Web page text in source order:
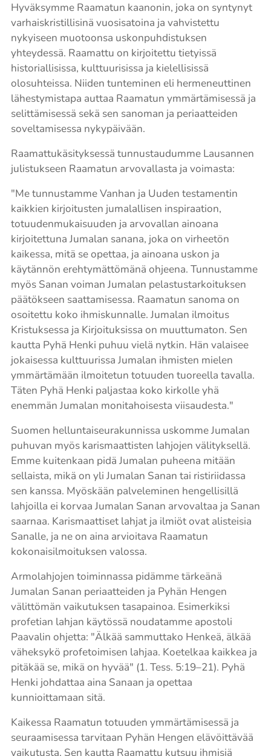
Hyväksymme Raamatun kaanonin, joka on syntynyt
varhaiskristillisinä vuosisatoina ja vahvistettu
nykyiseen muotoonsa uskonpuhdistuksen
yhteydessä. Raamattu on kirjoitettu tietyissä
historiallisissa, kulttuurisissa ja kielellisissä
olosuhteissa. Niiden tunteminen eli hermeneuttinen
lähestymistapa auttaa Raamatun ymmärtämisessä ja
selittämisessä sekä sen sanoman ja periaatteiden
soveltamisessa nykypäivään.
Raamattukäsityksessä tunnustaudumme Lausannen
julistukseen Raamatun arvovallasta ja voimasta:
"Me tunnustamme Vanhan ja Uuden testamentin
kaikkien kirjoitusten jumalallisen inspiraation,
totuudenmukaisuuden ja arvovallan ainoana
kirjoitettuna Jumalan sanana, joka on virheetön
kaikessa, mitä se opettaa, ja ainoana uskon ja
käytännön erehtymättömänä ohjeena. Tunnustamme
myös Sanan voiman Jumalan pelastustarkoituksen
päätökseen saattamisessa. Raamatun sanoma on
osoitettu koko ihmiskunnalle. Jumalan ilmoitus
Kristuksessa ja Kirjoituksissa on muuttumaton. Sen
kautta Pyhä Henki puhuu vielä nytkin. Hän valaisee
jokaisessa kulttuurissa Jumalan ihmisten mielen
ymmärtämään ilmoitetun totuuden tuoreella tavalla.
Täten Pyhä Henki paljastaa koko kirkolle yhä
enemmän Jumalan monitahoisesta viisaudesta."
Suomen helluntaiseurakunnissa uskomme Jumalan
puhuvan myös karismaattisten lahjojen välityksellä.
Emme kuitenkaan pidä Jumalan puheena mitään
sellaista, mikä on yli Jumalan Sanan tai ristiriidassa
sen kanssa. Myöskään palveleminen hengellisillä
lahjoilla ei korvaa Jumalan Sanan arvovaltaa ja Sanan
saarnaa. Karismaattiset lahjat ja ilmiöt ovat alisteisia
Sanalle, ja ne on aina arvioitava Raamatun
kokonaisilmoituksen valossa.
Armolahjojen toiminnassa pidämme tärkeänä
Jumalan Sanan periaatteiden ja Pyhän Hengen
välittömän vaikutuksen tasapainoa. Esimerkiksi
profetian lahjan käytössä noudatamme apostoli
Paavalin ohjetta: "Älkää sammuttako Henkeä, älkää
väheksykö profetoimisen lahjaa. Koetelkaa kaikkea ja
pitäkää se, mikä on hyvää" (1. Tess. 5:19–21). Pyhä
Henki johdattaa aina Sanaan ja opettaa
kunnioittamaan sitä.
Kaikessa Raamatun totuuden ymmärtämisessä ja
seuraamisessa tarvitaan Pyhän Hengen elävöittävää
vaikutusta. Sen kautta Raamattu kutsuu ihmisiä